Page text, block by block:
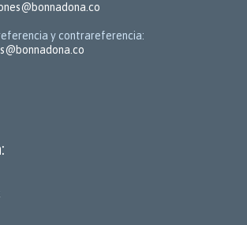
y contrareferencia: